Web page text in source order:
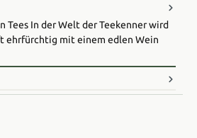
Tees In der Welt der Teekenner wird
ehrfürchtig mit einem edlen Wein